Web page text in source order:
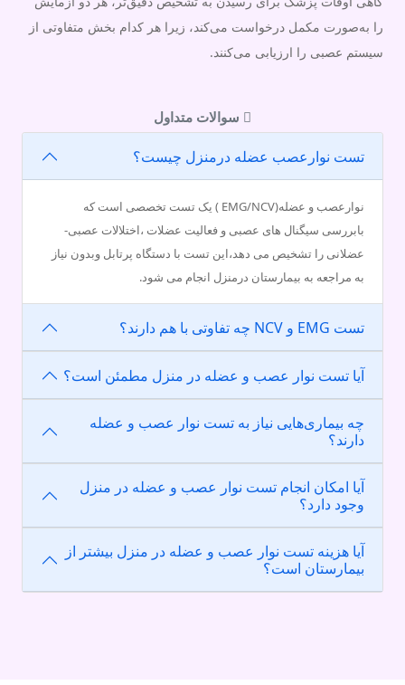
را به‌صورت مکمل درخواست می‌کند، زیرا هر کدام بخش متفاوتی از
سیستم عصبی را ارزیابی می‌کنند.
سوالات متداول
تست نوارعصب عضله درمنزل چیست؟
نوارعصب و عضله(EMG/NCV ) یک تست تخصصی است که
بابررسی سیگنال های عصبی و فعالیت عضلات ،اختلالات عصبی-
عضلانی را تشخیص می دهد،این تست با دستگاه پرتابل وبدون نیاز
به مراجعه به بیمارستان درمنزل انجام می شود.
تست EMG و NCV چه تفاوتی با هم دارند؟
آیا تست نوار عصب و عضله در منزل مطمئن است؟
چه بیماری‌هایی نیاز به تست نوار عصب و عضله
دارند؟
آیا امکان انجام تست نوار عصب و عضله در منزل
وجود دارد؟
آیا هزینه تست نوار عصب و عضله در منزل بیشتر از
بیمارستان است؟